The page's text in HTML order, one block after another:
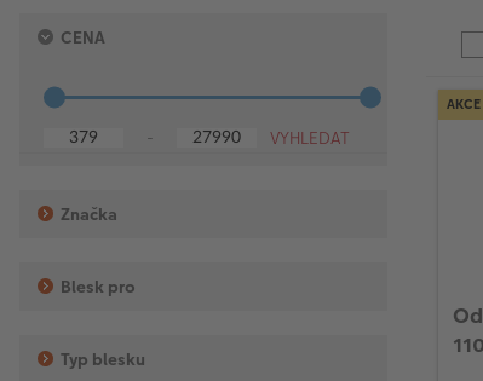
Press
enter
collapse
menu.
CENA
hranice
hranice
-
Značka
Blesk pro
Typ blesku
AKCE